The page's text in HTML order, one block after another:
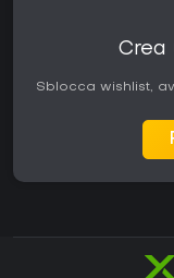
Crea
Sblocca wishlist,